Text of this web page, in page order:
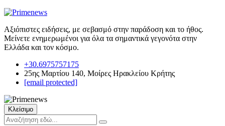
Αξιόπιστες ειδήσεις, με σεβασμό στην παράδοση και το ήθος.
Μείνετε ενημερωμένοι για όλα τα σημαντικά γεγονότα στην
Ελλάδα και τον κόσμο.
+30.6975757175
25ης Μαρτίου 140, Μοίρες Ηρακλείου Κρήτης
[email protected]
Κλείσιμο